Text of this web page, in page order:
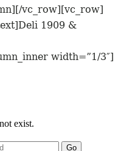
vc_row][vc_row]
1909 &
width=”1/3″]